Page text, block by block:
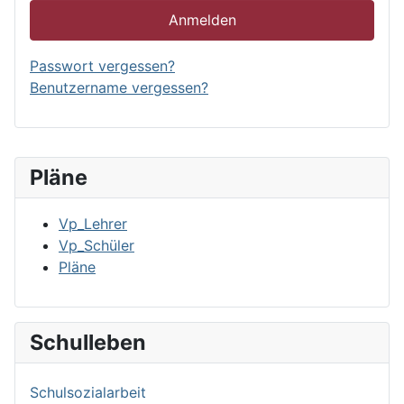
Pläne
Vp_Lehrer
Vp_Schüler
Pläne
Schulleben
Schulsozialarbeit
Anmelden
Passwort vergessen?
Benutzername vergessen?